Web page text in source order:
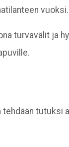
vuoksi.
turvavälit ja
tutuksi